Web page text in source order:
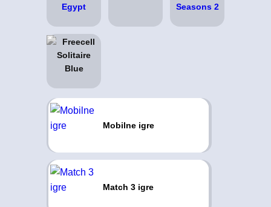
Mobilne igre
Match 3 igre